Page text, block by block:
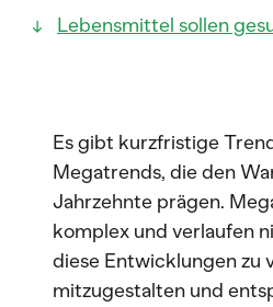
Lebensmittel sollen
Es gibt kurzfristige
Megatrends, die den
Jahrzehnte prägen.
komplex und verlaufen
diese Entwicklungen zu
mitzugestalten und